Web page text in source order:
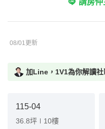
請房仲
08/01更新
加Line，1V1為你解讀社
115-04
36.8坪 10樓